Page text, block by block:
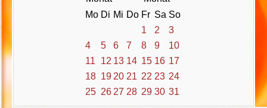
Mo Di Mi Do Fr Sa So
1
2
3
4
5 6 7 8 9
10
11
12 13 14 15 16 17
18 19 20 21 22 23 24
25 26 27 28 29 30 31